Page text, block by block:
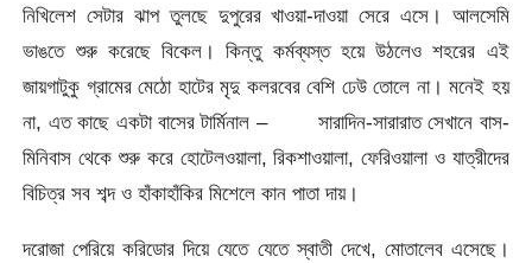
নিখিলেশ সেটার ঝাপ তুলছে দুপুরের খাওয়া-দাওয়া সেরে এসে। আলসেমি
ভাঙতে শুরু করেছে বিকেল। কিন্তু কর্মব্যস্ত হয়ে উঠলেও শহরের এই
জায়গাটুকু গ্রামের মেঠো হাটের মৃদু কলরবের বেশি ঢেউ তোলে না। মনেই হয়
না, এত কাছে একটা বাসের টার্মিনাল – সারাদিন-সারারাত সেখানে বাস-
মিনিবাস থেকে শুরু করে হোটেলওয়ালা, রিকশাওয়ালা, ফেরিওয়ালা ও যাত্রীদের
বিচিত্র সব শব্দ ও হাঁকাহাঁকির মিশেলে কান পাতা দায়।
দরোজা পেরিয়ে করিডোর দিয়ে যেতে যেতে স্বাতী দেখে, মোতালেব এসেছে।